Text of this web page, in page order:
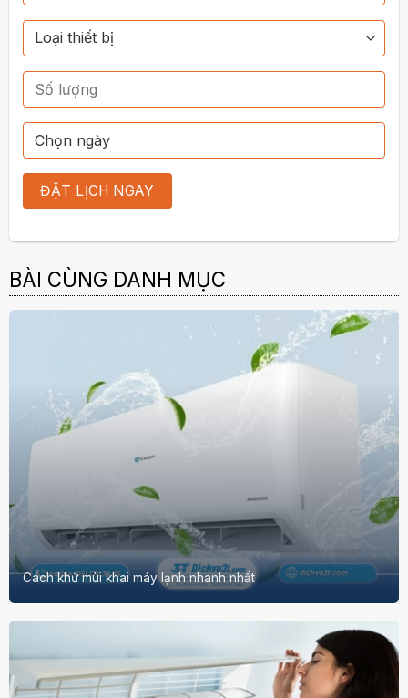
BÀI CÙNG DANH MỤC
Cách khử mùi khai máy lạnh nhanh nhất